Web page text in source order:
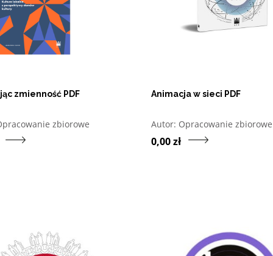
zmienność PDF
w nowym oknie listę pozycji, których autorem jest
zbiorowe
Przejdź do produktu Oswajając zmienność PDF
Animacja w sieci PDF
Autor: Otwórz w nowym
Opracowanie zbiorowe
0,00 zł